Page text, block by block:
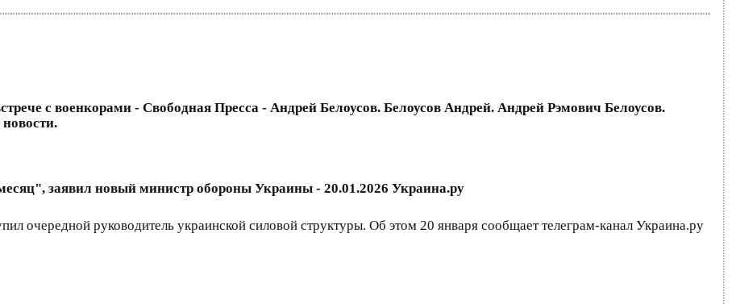
с военкорами - Свободная Пресса - Андрей Белоусов. Белоусов Андрей. Андрей Рэмович Белоусов.
заявил новый министр обороны Украины - 20.01.2026 Украина.ру
очередной руководитель украинской силовой структуры. Об этом 20 января сообщает телеграм-канал Украина.ру